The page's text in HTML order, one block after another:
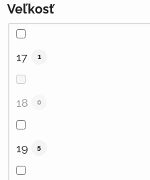
Veľkosť
17 1
18 0
19 5